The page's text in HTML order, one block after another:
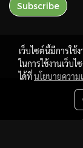
Subscribe
เว็บไซต์นี้มีการใ
ในการใช้งานเว็บ
ได้ที่นโยบายความ